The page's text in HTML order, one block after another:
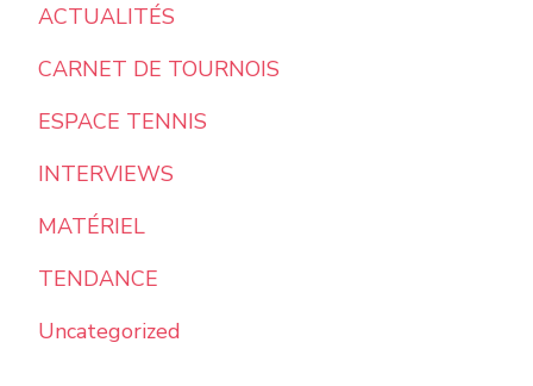
ACTUALITÉS
CARNET DE TOURNOIS
ESPACE TENNIS
INTERVIEWS
MATÉRIEL
TENDANCE
Uncategorized